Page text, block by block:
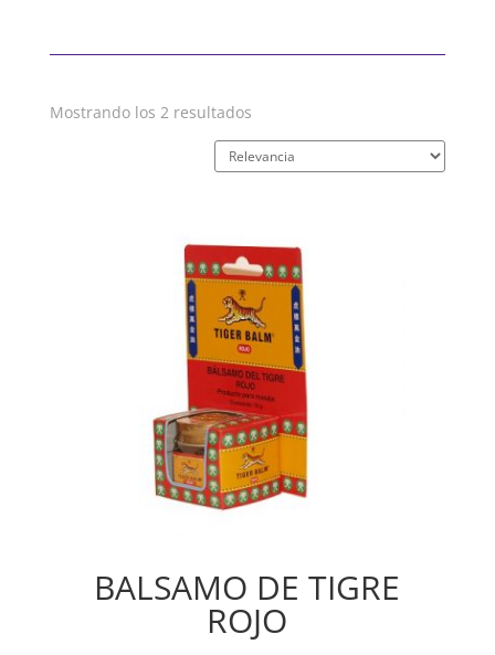
Mostrando los 2 resultados
BALSAMO DE TIGRE
ROJO